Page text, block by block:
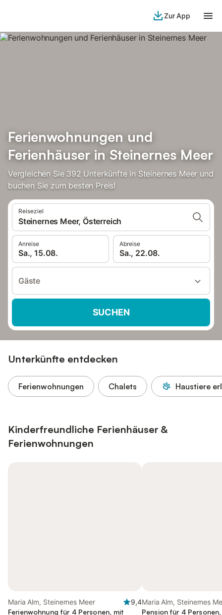
Zur App
Ferienwohnungen und
Ferienhäuser in Steinernes Meer
Vergleichen Sie 392 Unterkünfte in Steinernes Meer und
buchen Sie zum besten Preis!
Reiseziel
Steinernes Meer, Österreich
Anreise
Sa., 15.08.
Abreise
Sa., 22.08.
Gäste
SUCHEN
Unterkünfte entdecken
Ferienwohnungen Chalets Haustiere
Kinderfreundliche Ferienhäuser &
Ferienwohnungen
Maria Alm, Steinernes Meer
9,4
Ferienwohnung für 4 Personen, mit
Maria Alm, Steinernes
Pension für 4